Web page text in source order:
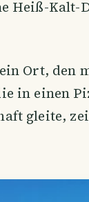
Heiß-Kalt-
Ort, den
in einen
gleite,